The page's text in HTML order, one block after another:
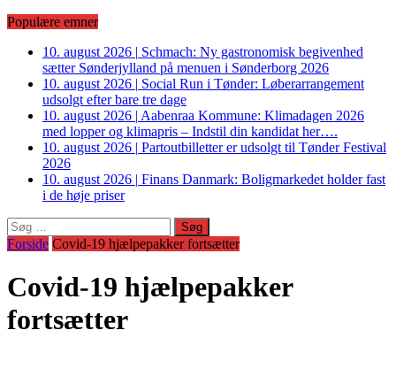
Populære emner
10. august 2026 | Schmach: Ny gastronomisk begivenhed
sætter Sønderjylland på menuen i Sønderborg 2026
10. august 2026 | Social Run i Tønder: Løberarrangement
udsolgt efter bare tre dage
10. august 2026 | Aabenraa Kommune: Klimadagen 2026
med lopper og klimapris – Indstil din kandidat her….
10. august 2026 | Partoutbilletter er udsolgt til Tønder Festival
2026
10. august 2026 | Finans Danmark: Boligmarkedet holder fast
i de høje priser
Søg
efter:
Forside Covid-19 hjælpepakker fortsætter
Covid-19 hjælpepakker
fortsætter